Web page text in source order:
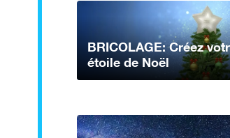
BRICOLAGE: Créez
étoile de Noël